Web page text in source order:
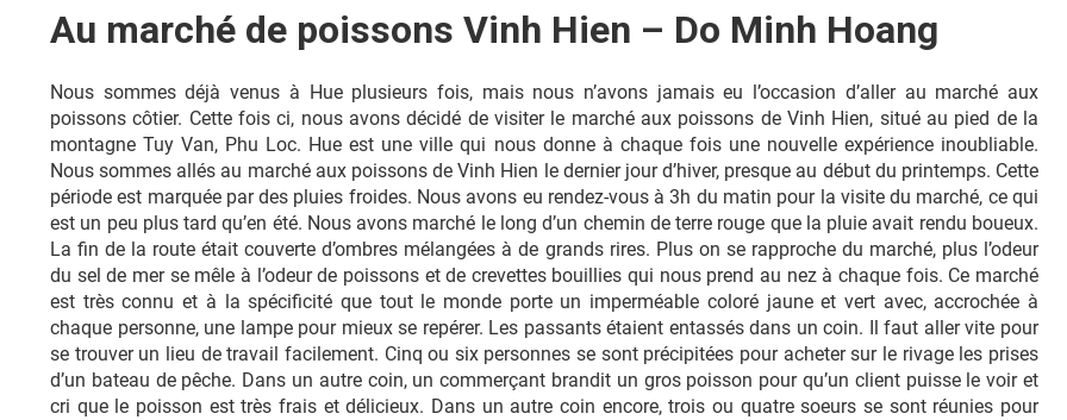
Au marché de poissons Vinh Hien – Do Minh Hoang
Nous sommes déjà venus à Hue plusieurs fois, mais nous n’avons jamais eu l’occasion d’aller au marché aux
poissons côtier. Cette fois ci, nous avons décidé de visiter le marché aux poissons de Vinh Hien, situé au pied de la
montagne Tuy Van, Phu Loc. Hue est une ville qui nous donne à chaque fois une nouvelle expérience inoubliable.
Nous sommes allés au marché aux poissons de Vinh Hien le dernier jour d’hiver, presque au début du printemps. Cette
période est marquée par des pluies froides. Nous avons eu rendez-vous à 3h du matin pour la visite du marché, ce qui
est un peu plus tard qu’en été. Nous avons marché le long d’un chemin de terre rouge que la pluie avait rendu boueux.
La fin de la route était couverte d’ombres mélangées à de grands rires. Plus on se rapproche du marché, plus l’odeur
du sel de mer se mêle à l’odeur de poissons et de crevettes bouillies qui nous prend au nez à chaque fois. Ce marché
est très connu et à la spécificité que tout le monde porte un imperméable coloré jaune et vert avec, accrochée à
chaque personne, une lampe pour mieux se repérer. Les passants étaient entassés dans un coin. Il faut aller vite pour
se trouver un lieu de travail facilement. Cinq ou six personnes se sont précipitées pour acheter sur le rivage les prises
d’un bateau de pêche. Dans un autre coin, un commerçant brandit un gros poisson pour qu’un client puisse le voir et
cri que le poisson est très frais et délicieux. Dans un autre coin encore, trois ou quatre soeurs se sont réunies pour